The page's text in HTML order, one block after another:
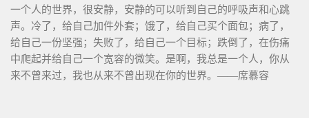
一个人的世界，很安静，安静的可以听到自己的呼吸声和心跳
声。冷了，给自己加件外套；饿了，给自己买个面包；病了，
给自己一份坚强；失败了，给自己一个目标；跌倒了，在伤痛
中爬起并给自己一个宽容的微笑。是啊，我总是一个人，你从
来不曾来过，我也从来不曾出现在你的世界。——席慕容